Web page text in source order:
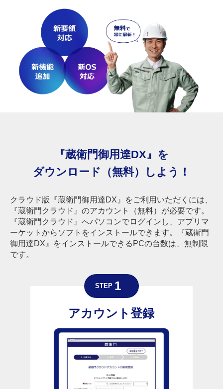
『蔵衛門御用達DX』を
ダウンロード（無料）しよう！
クラウド版『蔵衛門御用達DX』をご利用いただくには、
『蔵衛門クラウド』のアカウント（無料）が必要です。
『蔵衛門クラウド』へパソコンでログインし、アプリマ
ーケットからソフトをインストールできます。『蔵衛門
御用達DX』をインストールできるPCの台数は、無制限
です。
アカウント登録